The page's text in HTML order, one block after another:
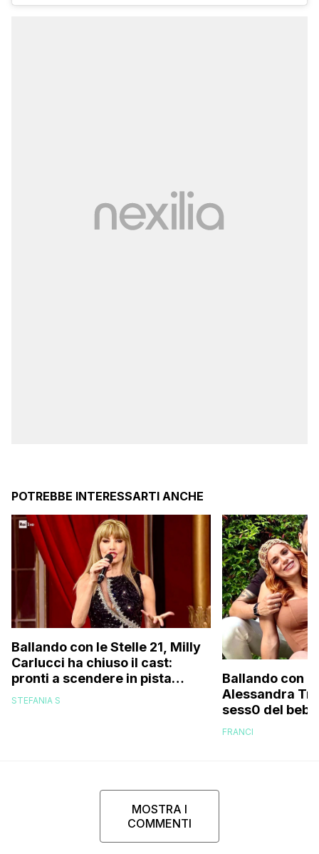
POTREBBE INTERESSARTI ANCHE
Ballando con le Stelle 21, Milly
Carlucci ha chiuso il cast:
pronti a scendere in pista
anche un personaggio molto
STEFANIA S
Ballando con
Alessandra
sess0 del
FRANCI
MOSTRA I
COMMENTI